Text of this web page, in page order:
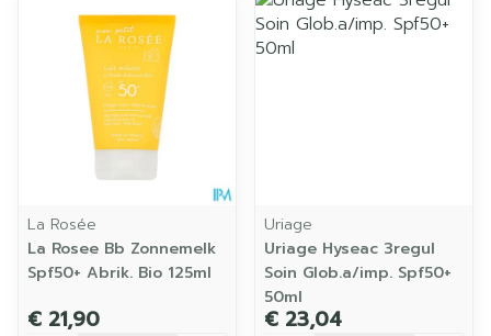
La Rosée
La Rosee Bb Zonnemelk
Spf50+ Abrik. Bio 125ml
€ 21,90
Uriage
Uriage Hyseac 3regul
Soin Glob.a/imp. Spf50+
50ml
€ 23,04